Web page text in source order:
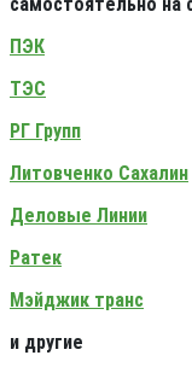
ПЭК
ТЭС
РГ Групп
Литовченко Сахалин
Деловые Линии
Ратек
Мэйджик транс
и другие